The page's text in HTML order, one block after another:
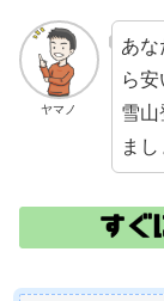
ヤマノ
あな
ら安
雪山
ま